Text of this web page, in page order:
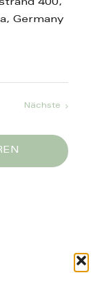
400,
Germany
Nächste